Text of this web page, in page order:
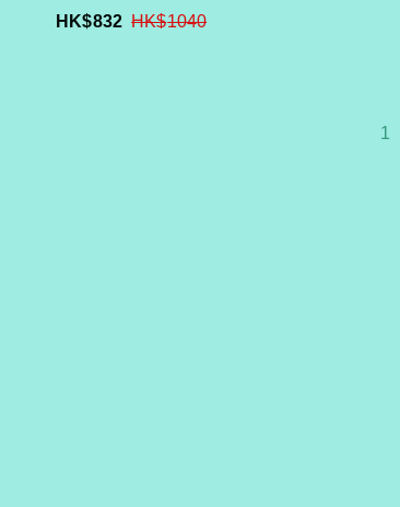
HK$832 HK$1040
1